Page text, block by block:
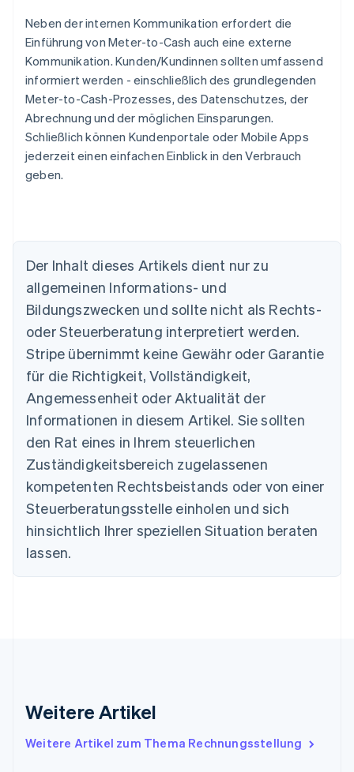
Neben der internen Kommunikation erfordert die
Einführung von Meter-to-Cash auch eine externe
Kommunikation. Kunden/Kundinnen sollten umfassend
informiert werden - einschließlich des grundlegenden
Meter-to-Cash-Prozesses, des Datenschutzes, der
Abrechnung und der möglichen Einsparungen.
Schließlich können Kundenportale oder Mobile Apps
jederzeit einen einfachen Einblick in den Verbrauch
geben.
Der Inhalt dieses Artikels dient nur zu
allgemeinen Informations- und
Bildungszwecken und sollte nicht als Rechts-
oder Steuerberatung interpretiert werden.
Stripe übernimmt keine Gewähr oder Garantie
für die Richtigkeit, Vollständigkeit,
Angemessenheit oder Aktualität der
Informationen in diesem Artikel. Sie sollten
den Rat eines in Ihrem steuerlichen
Zuständigkeitsbereich zugelassenen
kompetenten Rechtsbeistands oder von einer
Steuerberatungsstelle einholen und sich
hinsichtlich Ihrer speziellen Situation beraten
lassen.
Weitere Artikel
Weitere Artikel zum Thema Rechnungsstellung
Australien
English
Belgien
Brasilien
PortuguêsEnglish
Bulgarien
English
Dänemark
English
DeutschEnglish
Estland
English
Festlandchina
简体中文English
Finnland
Frankreich
FrançaisEnglish
English
Italien
Italiano English